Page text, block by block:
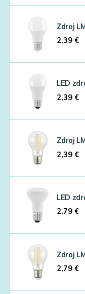
Zdroj
2,39 €
LED
2,39 €
Zdroj
2,39 €
LED
2,79 €
Zdroj
2,79 €